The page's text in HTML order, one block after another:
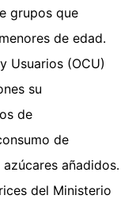
grupos que
de edad.
Usuarios (OCU)
su
de
de
añadidos.
del Ministerio